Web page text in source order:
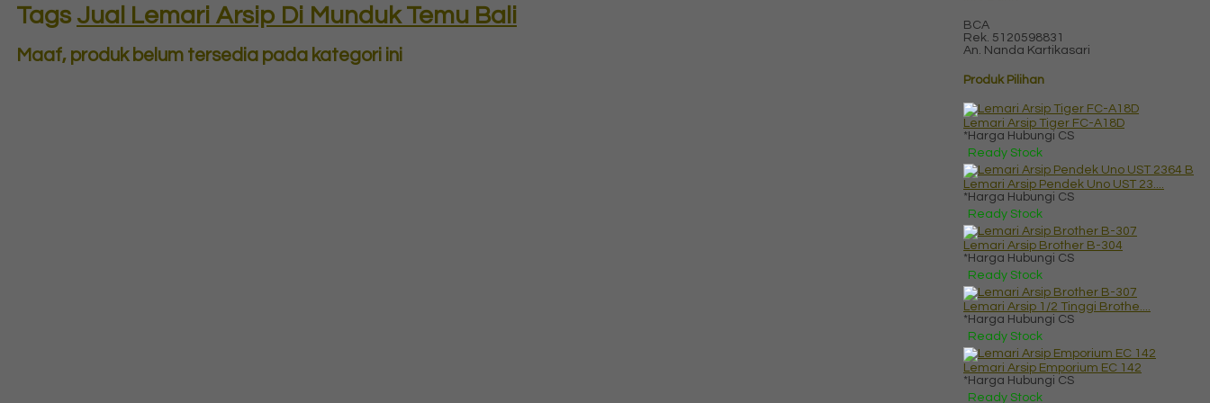
Tags Jual Lemari Arsip Di Munduk Temu Bali
Maaf, produk belum tersedia pada kategori ini
BCA
Rek. 5120598831
An. Nanda Kartikasari
Produk Pilihan
Lemari Arsip Tiger FC-A18D
*Harga Hubungi CS
Ready Stock
Lemari Arsip Pendek Uno UST 23....
*Harga Hubungi CS
Ready Stock
Lemari Arsip Brother B-304
*Harga Hubungi CS
Ready Stock
Lemari Arsip 1/2 Tinggi Brothe....
*Harga Hubungi CS
Ready Stock
Lemari Arsip Emporium EC 142
*Harga Hubungi CS
Ready Stock